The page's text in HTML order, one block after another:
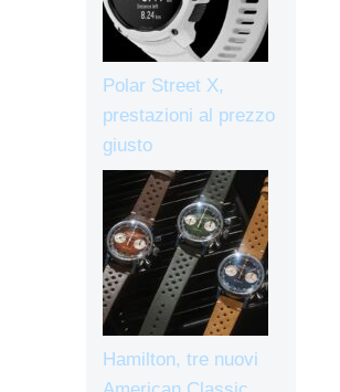
Polar Street X,
prestazioni al prezzo
giusto
Hamilton, tre nuovi